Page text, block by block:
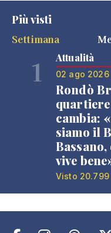
Più visti
Settimana
1 Attualità
02 ago 2026
Rondò
cambia:
siamo il
Bassano,
vive
Visto